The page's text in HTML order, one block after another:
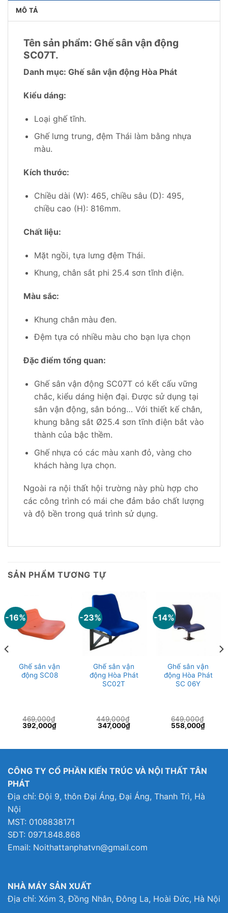
MÔ TẢ
Tên sản phẩm: Ghế sân vận động
SC07T.
Danh mục: Ghế sân vận động Hòa Phát
Kiểu dáng:
Loại ghế tĩnh.
Ghế lưng trung, đệm Thái làm bằng nhựa
màu.
Kích thước:
Chiều dài (W): 465, chiều sâu (D): 495,
chiều cao (H): 816mm.
Chất liệu:
Mặt ngồi, tựa lưng đệm Thái.
Khung, chân sắt phi 25.4 sơn tĩnh điện.
Màu sắc:
Khung chân màu đen.
Đệm tựa có nhiều màu cho bạn lựa chọn
Đặc điểm tổng quan:
Ghế sân vận động SC07T có kết cấu vững
chắc, kiểu dáng hiện đại. Được sử dụng tại
sân vận động, sân bóng… Với thiết kế chân,
khung bằng sắt Ø25.4 sơn tĩnh điện bắt vào
thành của bậc thềm.
Ghế nhựa có các màu xanh đỏ, vàng cho
khách hàng lựa chọn.
Ngoài ra nội thất hội trường này phù hợp cho
các công trình có mái che đảm bảo chất lượng
và độ bền trong quá trình sử dụng.
SẢN PHẨM TƯƠNG TỰ
-16%
Ghế sân vận
động SC08
469,000₫
Giá
392,000₫Giá
392,000₫.
-23%
Ghế sân vận
động Hòa Phát
SC02T
449,000₫
Giá
347,000₫Giá
hiện
347,000₫.
-14%
Ghế sân vận
động Hòa Phát
SC 06Y
649,000₫
Giá
558,000₫Giá
CÔNG TY CỔ PHẦN KIẾN TRÚC VÀ NỘI THẤT TÂN
PHÁT
Địa chỉ: Đội 9, thôn Đại Áng, Đại Áng, Thanh Trì, Hà
Nội
MST: 0108838171
SĐT: 0971.848.868
Email: Noithattanphatvn@gmail.com
NHÀ MÁY SẢN XUẤT
Địa chỉ: Xóm 3, Đồng Nhân, Đông La, Hoài Đức, Hà Nội